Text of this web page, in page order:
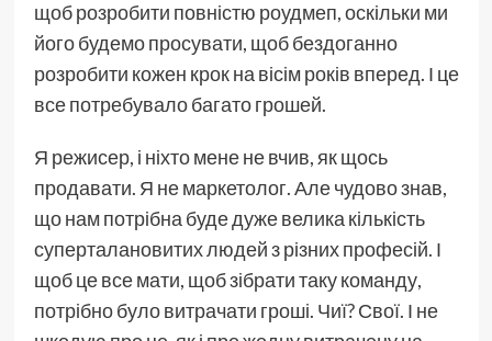
щоб розробити повністю роудмеп, оскільки ми
його будемо просувати, щоб бездоганно
розробити кожен крок на вісім років вперед. І це
все потребувало багато грошей.
Я режисер, і ніхто мене не вчив, як щось
продавати. Я не маркетолог. Але чудово знав,
що нам потрібна буде дуже велика кількість
суперталановитих людей з різних професій. І
щоб це все мати, щоб зібрати таку команду,
потрібно було витрачати гроші. Чиї? Свої. І не